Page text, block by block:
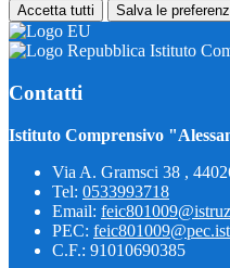
Accetta tutti Salva le
Istituto
Contatti
Istituto Comprensivo
Via A. Gramsci 38 ,
Tel: 0533993718
Email:
PEC:
C.F.: 91010690385